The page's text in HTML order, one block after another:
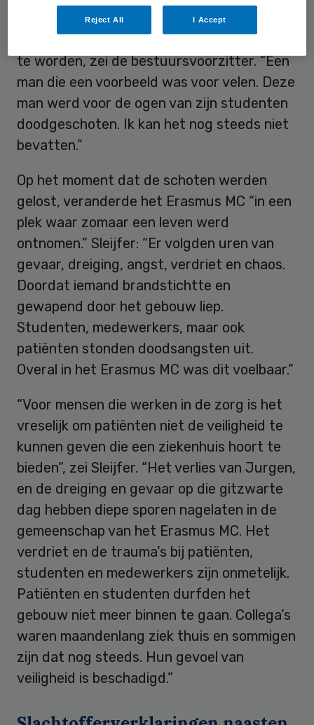
Damen was een man die met hart en ziel
studenten klaarstoomde om goede artsen
te worden, zei de bestuursvoorzitter. “Een
man die een voorbeeld was voor velen. Deze
man werd voor de ogen van zijn studenten
doodgeschoten. Ik kan het nog steeds niet
bevatten.”
Op het moment dat de schoten werden
gelost, veranderde het Erasmus MC “in een
plek waar zomaar een leven werd
ontnomen.” Sleijfer: “Er volgden uren van
gevaar, dreiging, angst, verdriet en chaos.
Doordat iemand brandstichtte en
gewapend door het gebouw liep.
Studenten, medewerkers, maar ook
patiënten stonden doodsangsten uit.
Overal in het Erasmus MC was dit voelbaar.”
“Voor mensen die werken in de zorg is het
vreselijk om patiënten niet de veiligheid te
kunnen geven die een ziekenhuis hoort te
bieden”, zei Sleijfer. “Het verlies van Jurgen,
en de dreiging en gevaar op die gitzwarte
dag hebben diepe sporen nagelaten in de
gemeenschap van het Erasmus MC. Het
verdriet en de trauma’s bij patiënten,
studenten en medewerkers zijn onmetelijk.
Patiënten en studenten durfden het
gebouw niet meer binnen te gaan. Collega’s
waren maandenlang ziek thuis en sommigen
zijn dat nog steeds. Hun gevoel van
veiligheid is beschadigd.”
Reject All I Accept